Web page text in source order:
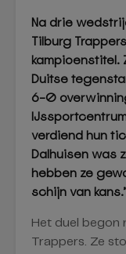
Na drie
Tilburg
kampioenstitel.
Duitse
6-0
verdiend hun
Dalhuisen was
hebben ze
schijn van
Het duel begon
Trappers. Ze